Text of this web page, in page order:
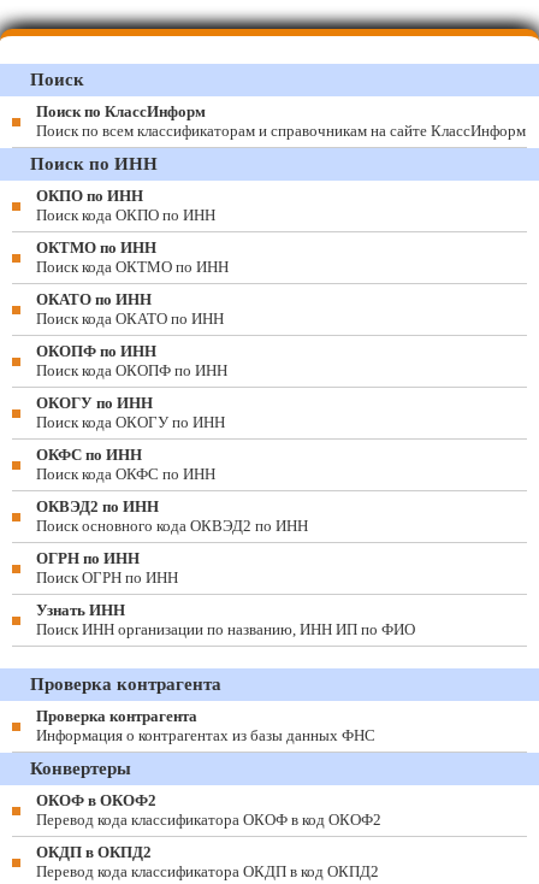
Поиск
Поиск по КлассИнформ
Поиск по всем классификаторам и справочникам на сайте КлассИнформ
Поиск по ИНН
ОКПО по ИНН
Поиск кода ОКПО по ИНН
ОКТМО по ИНН
Поиск кода ОКТМО по ИНН
ОКАТО по ИНН
Поиск кода ОКАТО по ИНН
ОКОПФ по ИНН
Поиск кода ОКОПФ по ИНН
ОКОГУ по ИНН
Поиск кода ОКОГУ по ИНН
ОКФС по ИНН
Поиск кода ОКФС по ИНН
ОКВЭД2 по ИНН
Поиск основного кода ОКВЭД2 по ИНН
ОГРН по ИНН
Поиск ОГРН по ИНН
Узнать ИНН
Поиск ИНН организации по названию, ИНН ИП по ФИО
Проверка контрагента
Проверка контрагента
Информация о контрагентах из базы данных ФНС
Конвертеры
ОКОФ в ОКОФ2
Перевод кода классификатора ОКОФ в код ОКОФ2
ОКДП в ОКПД2
Перевод кода классификатора ОКДП в код ОКПД2